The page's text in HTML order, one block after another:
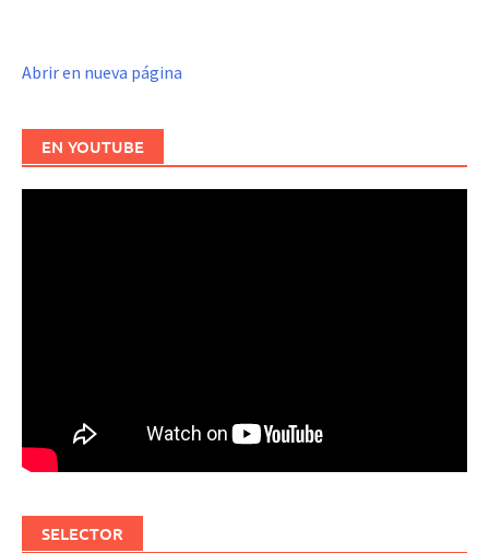
Abrir en nueva página
EN YOUTUBE
SELECTOR